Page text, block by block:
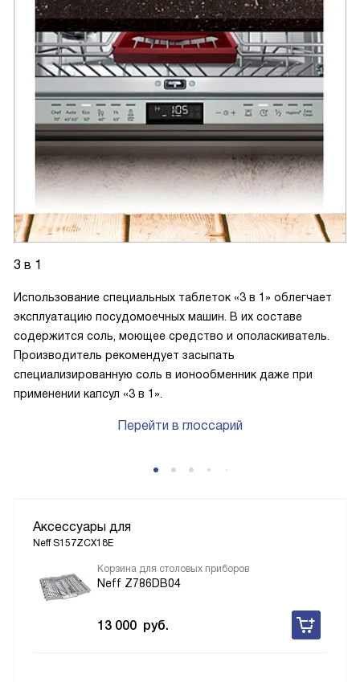
3 в 1
Использование специальных таблеток «3 в 1» облегчает
эксплуатацию посудомоечных машин. В их составе
содержится соль, моющее средство и ополаскиватель.
Производитель рекомендует засыпать
специализированную соль в ионообменник даже при
применении капсул «3 в 1».
Перейти в глоссарий
Аксессуары для
Neff S157ZCX18E
Корзина для столовых приборов
Neff Z786DB04
13 000 руб.